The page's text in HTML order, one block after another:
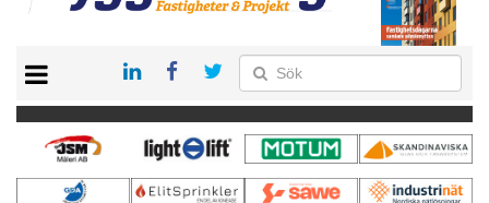
PRENUMERERA
VÅRA ANDRA MAGASIN
ANNONSERA